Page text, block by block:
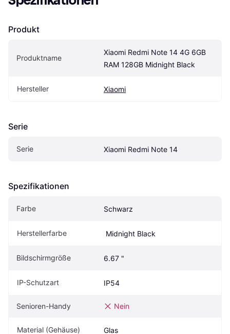
Produkt
Produktname
Xiaomi Redmi Note 14 4G 6GB
RAM 128GB Midnight Black
Hersteller Xiaomi
Serie
Serie Xiaomi Redmi Note 14
Spezifikationen
Farbe Schwarz
Herstellerfarbe Midnight Black
Bildschirmgröße 6.67 "
IP-Schutzart IP54
Senioren-Handy Nein
Material (Gehäuse) Glas